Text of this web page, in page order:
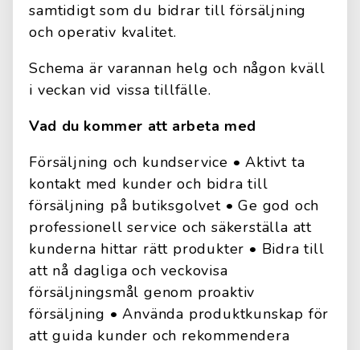
samtidigt som du bidrar till försäljning
och operativ kvalitet.
Schema är varannan helg och någon kväll
i veckan vid vissa tillfälle.
Vad du kommer att arbeta med
Försäljning och kundservice • Aktivt ta
kontakt med kunder och bidra till
försäljning på butiksgolvet • Ge god och
professionell service och säkerställa att
kunderna hittar rätt produkter • Bidra till
att nå dagliga och veckovisa
försäljningsmål genom proaktiv
försäljning • Använda produktkunskap för
att guida kunder och rekommendera